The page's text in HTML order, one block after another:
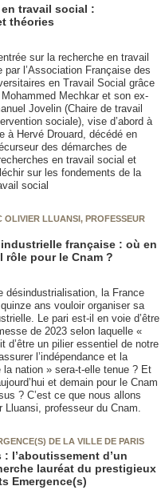
travail social :
théories
sur la recherche en travail
l’Association Française des
en Travail Social grâce
Mechkar et son ex-
Jovelin (Chaire de travail
sociale), vise d’abord à
à Hervé Drouard, décédé en
des démarches de
en travail social et
sur les fondements de la
social
OLIVIER LLUANSI, PROFESSEUR
française : où en
rôle pour le Cnam ?
désindustrialisation, la France
ans vouloir organiser sa
Le pari est-il en voie d’être
de 2023 selon laquelle «
d’être un pilier essentiel de notre
l’indépendance et la
la nation » sera-t-elle tenue ? Et
et demain pour le Cnam
? C’est ce que nous allons
Lluansi, professeur du Cnam.
DE LA VILLE DE PARIS
: l’aboutissement d’un
lauréat du prestigieux
Emergence(s)